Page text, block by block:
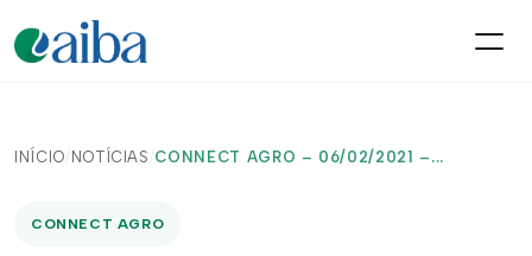
INÍCIO/ NOTÍCIAS /CONNECT AGRO – 06/02/2021 –...
CONNECT AGRO